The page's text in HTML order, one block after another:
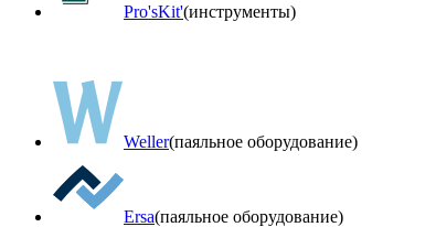
Pro'sKit'(инструменты)
Weller(паяльное оборудование)
Ersa(паяльное оборудование)